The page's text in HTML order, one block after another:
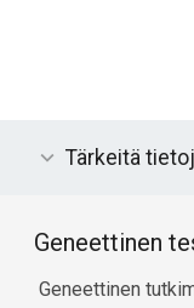
Tärkeitä
Geneettinen
Geneettinen